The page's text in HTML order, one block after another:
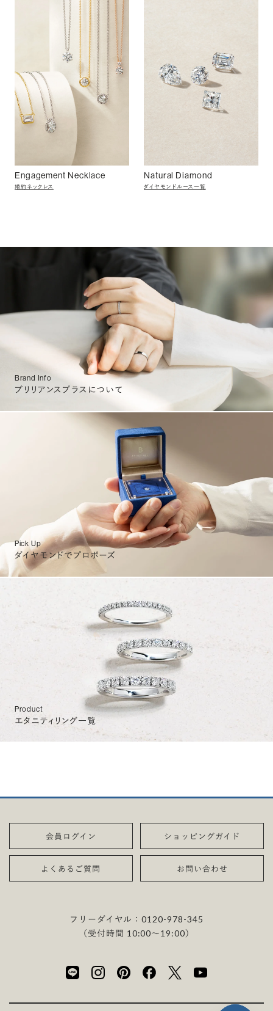
Engagement Necklace
婚約ネックレス
Natural Diamond
ダイヤモンドルース一覧
Brand Info
ブリリアンスプラスについて
Pick Up
ダイヤモンドでプロポーズ
Product
エタニティリング一覧
会員ログイン ショッピングガイド
よくあるご質問 お問い合わせ
フリーダイヤル：0120-978-345
（受付時間 10:00〜19:00）